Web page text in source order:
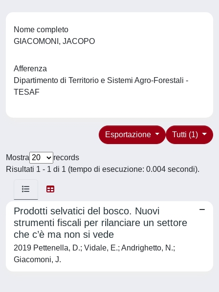
Nome completo
GIACOMONI, JACOPO
Afferenza
Dipartimento di Territorio e Sistemi Agro-Forestali -
TESAF
Tutti (1)
Esportazione
Mostra
records
Risultati 1 - 1 di 1 (tempo di esecuzione: 0.004 secondi).
Prodotti selvatici del bosco. Nuovi
strumenti fiscali per rilanciare un settore
che c’è ma non si vede
2019 Pettenella, D.; Vidale, E.; Andrighetto, N.;
Giacomoni, J.